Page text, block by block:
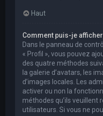
Haut
Comment puis-je
Dans le panneau de
« Profil », vous pouvez
des quatre méthodes
la galerie d’avatars, les
d’images locales. Les
activer ou non la
méthodes qu’ils veuillent
utilisateurs. Si vous ne